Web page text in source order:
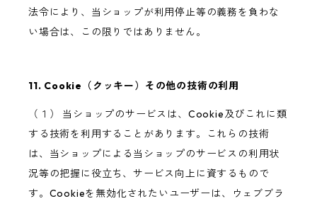
法令により、当ショップが利用停止等の義務を負わな
い場合は、この限りではありません。
11. Cookie（クッキー）その他の技術の利用
（１） 当ショップのサービスは、Cookie及びこれに類
する技術を利用することがあります。これらの技術
は、当ショップによる当ショップのサービスの利用状
況等の把握に役立ち、サービス向上に資するもので
す。Cookieを無効化されたいユーザーは、ウェブブラ